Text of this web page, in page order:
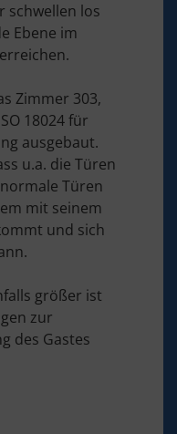
schwellen los
Ebene im
Zimmer 303,
18024 für
ausgebaut.
u.a. die Türen
Türen
mit seinem
und sich
größer ist
zur
des Gastes